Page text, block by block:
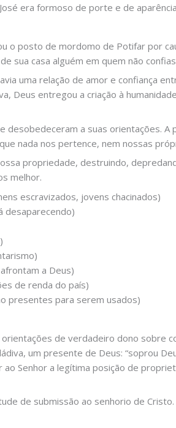
era formoso de porte e de
o posto de mordomo de Potifar por
sua casa alguém em quem não
uma relação de amor e confiança
Deus entregou a criação à
desobedeceram a suas orientações.
nada nos pertence, nem nossas
propriedade, destruindo,
melhor.
escravizados, jovens chacinados)
desaparecendo)
a Deus)
de renda do país)
presentes para serem usados)
de verdadeiro dono sobre
um presente de Deus: “soprou
Senhor a legítima posição de
de submissão ao senhorio de